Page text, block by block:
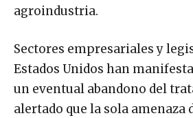
agroindustria.
Sectores empresariales y
Estados Unidos han
un eventual abandono del
alertado que la sola amenaza